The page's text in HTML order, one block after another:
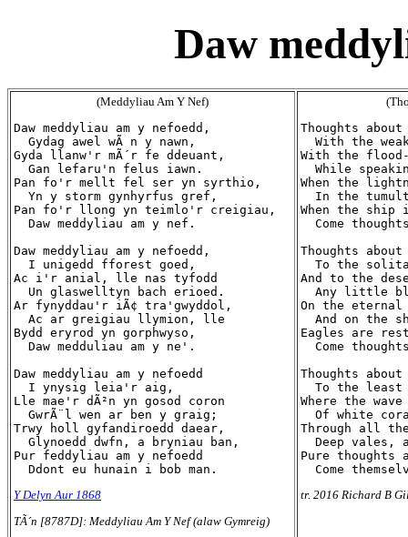
Daw
(Meddyliau Am Y Nef)
Daw meddyliau am y nefoedd,
  Gydag awel wÃ n y nawn,
Gyda llanw'r mÃ´r fe ddeuant,
  Gan lefaru'n felus iawn.
Pan fo'r mellt fel ser yn syrthio,
  Yn y storm gynhyrfus gref,
Pan fo'r llong yn teimlo'r creigiau,
  Daw meddyliau am y nef.
Daw meddyliau am y nefoedd,
  I unigedd fforest goed,
Ac i'r anial, lle nas tyfodd
  Un glaswelltyn bach erioed.
Ar fynyddau'r iÃ¢ tra'gwyddol,
  Ac ar greigiau llymion, lle
Bydd eryrod yn gorphwyso,
  Daw medduliau am y ne'.
Daw meddyliau am y nefoedd
  I ynysig leia'r aig,
Lle mae'r dÃ²n yn gosod coron
  GwrÃ¨l wen ar ben y graig;
Trwy holl gyfandiroedd daear,
  Glynoedd dwfn, a bryniau ban,
Pur feddyliau am y nefoedd
Y Delyn Aur 1868
TÃ´n [8787D]: Meddyliau Am Y Nef (alaw Gymreig)
Thoughts
With the
With the
While
When the
In the
When the
Come
Thoughts
To the
And to the
Any little
On the
And on the
Eagles are
Come
Thoughts about
To the least
Where the
Of white
Through all
Deep vales,
Pure thoughts
tr. 2016 Richard B